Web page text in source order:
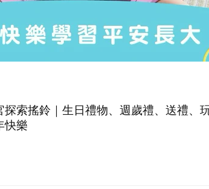
索搖鈴｜生日禮物、週歲禮、送禮、
快樂